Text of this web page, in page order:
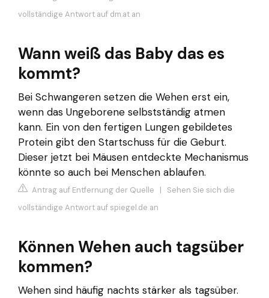
vollständige Antwort auf dm.at an
Wann weiß das Baby das es
kommt?
Bei Schwangeren setzen die Wehen erst ein,
wenn das Ungeborene selbstständig atmen
kann. Ein von den fertigen Lungen gebildetes
Protein gibt den Startschuss für die Geburt.
Dieser jetzt bei Mäusen entdeckte Mechanismus
könnte so auch bei Menschen ablaufen.
Antrag auf Entfernung der Quelle | Sehen Sie sich die
vollständige Antwort auf spiegel.de an
Können Wehen auch tagsüber
kommen?
Wehen sind häufig nachts stärker als tagsüber.